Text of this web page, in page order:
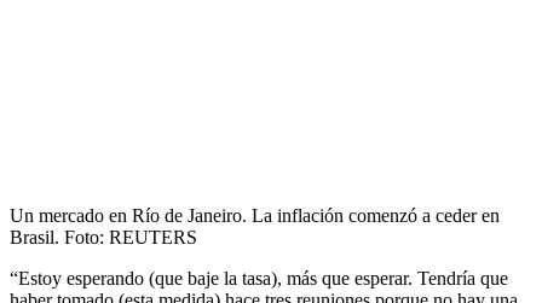
Un mercado en Río de Janeiro. La inflación comenzó a ceder en
Brasil. Foto: REUTERS
“Estoy esperando (que baje la tasa), más que esperar. Tendría que